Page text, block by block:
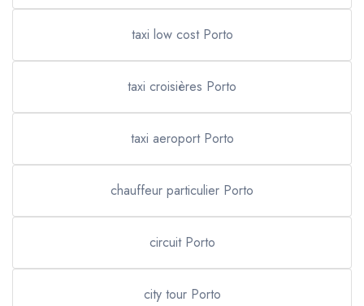
taxi low cost Porto
taxi croisières Porto
taxi aeroport Porto
chauffeur particulier Porto
circuit Porto
city tour Porto